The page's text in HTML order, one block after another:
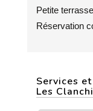
Petite
Réservation
Services
Les